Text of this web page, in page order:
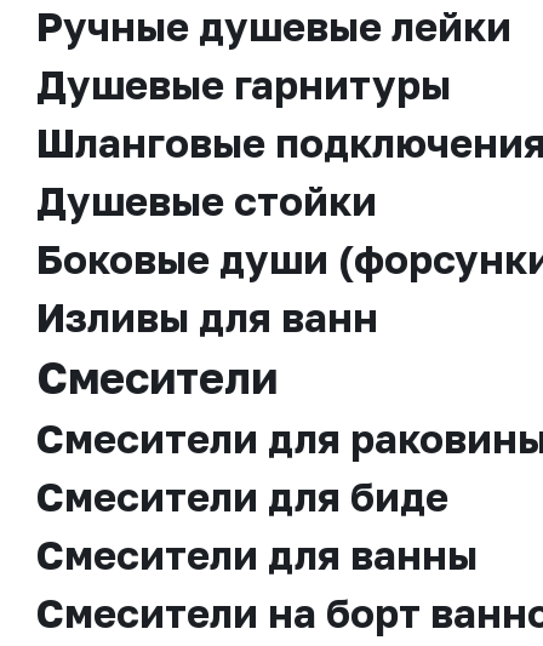
Ручные душевые лейки
Душевые гарнитуры
Шланговые
Душевые стойки
Боковые души
Изливы для ванн
Смесители
Смесители для
Смесители для биде
Смесители для ванны
Смесители на борт